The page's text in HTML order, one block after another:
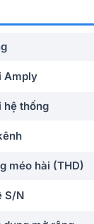
Amply
hệ thống
méo hài (THD)
S/N